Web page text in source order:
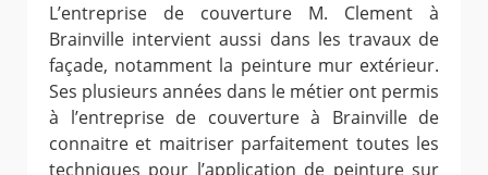
L’entreprise de couverture M. Clement à
Brainville intervient aussi dans les travaux de
façade, notamment la peinture mur extérieur.
Ses plusieurs années dans le métier ont permis
à l’entreprise de couverture à Brainville de
connaitre et maitriser parfaitement toutes les
techniques pour l’application de peinture sur